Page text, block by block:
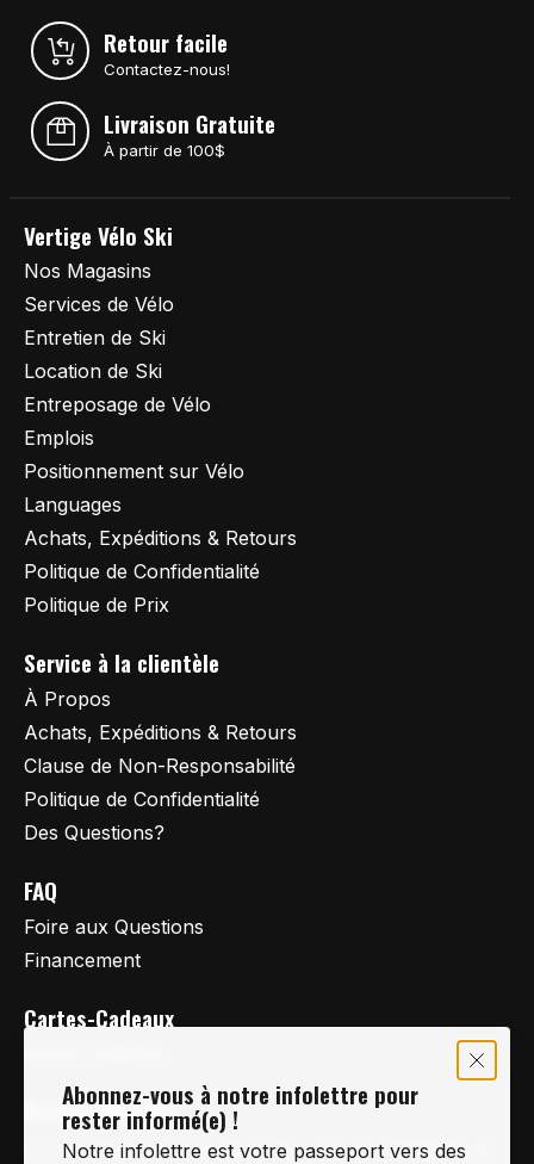
Retour facile
Contactez-nous!
Livraison Gratuite
À partir de 100$
Vertige Vélo Ski
Nos Magasins
Services de Vélo
Entretien de Ski
Location de Ski
Entreposage de Vélo
Emplois
Positionnement sur Vélo
Languages
Achats, Expéditions & Retours
Politique de Confidentialité
Politique de Prix
Service à la clientèle
À Propos
Achats, Expéditions & Retours
Clause de Non-Responsabilité
Politique de Confidentialité
Des Questions?
FAQ
Foire aux Questions
Financement
Cartes-Cadeaux
Vertige Vélo Ski
La référence en vélo de route, vélo de montagne et
Abonnez-vous à notre infolettre pour
rester informé(e) !
Notre infolettre est votre passeport vers des